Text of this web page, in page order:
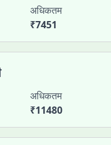
अधिकतम
₹7451
अधिकतम
₹11480